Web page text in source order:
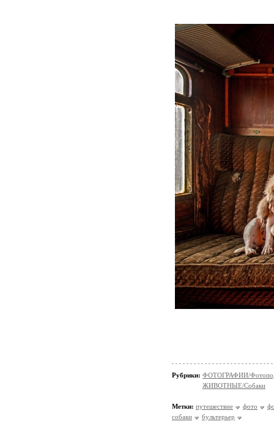
Рубрики: ФОТОГРАФИИ/
ЖИВОТНЫЕ/Собаки
Метки: путешествие фото
собаки
бультерьер